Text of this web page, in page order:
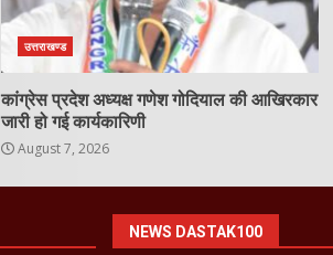
उत्तराखण्ड
कांग्रेस प्रदेश अध्यक्ष गणेश गोदियाल की आखिरकार
जारी हो गई कार्यकारिणी
August 7, 2026
NEWS DASTAK100